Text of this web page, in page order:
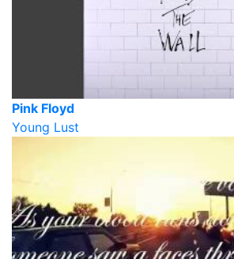
Pink Floyd
Young Lust